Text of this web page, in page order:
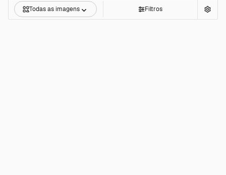
Todas as imagens Filtros